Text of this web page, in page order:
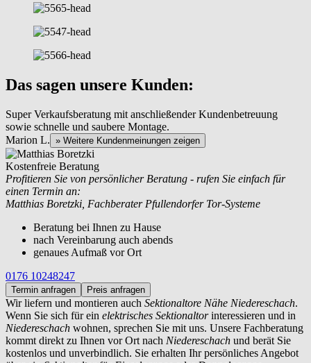
Das sagen unsere Kunden:
Super Verkaufsberatung mit anschließender Kundenbetreuung
sowie schnelle und saubere Montage.
Marion L. » Weitere Kundenmeinungen zeigen
Kostenfreie Beratung
Profitieren Sie von persönlicher Beratung - rufen Sie einfach für
einen Termin an:
Matthias Boretzki, Fachberater Pfullendorfer Tor-Systeme
Beratung bei Ihnen zu Hause
nach Vereinbarung auch abends
genaues Aufmaß vor Ort
0176 10248247
Termin anfragen Preis anfragen
Wir liefern und montieren auch Sektionaltore Nähe Niedereschach.
Wenn Sie sich für ein elektrisches Sektionaltorinteressieren und in
Niedereschach wohnen, sprechen Sie mit uns. Unsere Fachberatung
kommt direkt zu Ihnen vor Ort nach Niedereschach und berät Sie
kostenlos und unverbindlich. Sie erhalten Ihr persönliches Angebot